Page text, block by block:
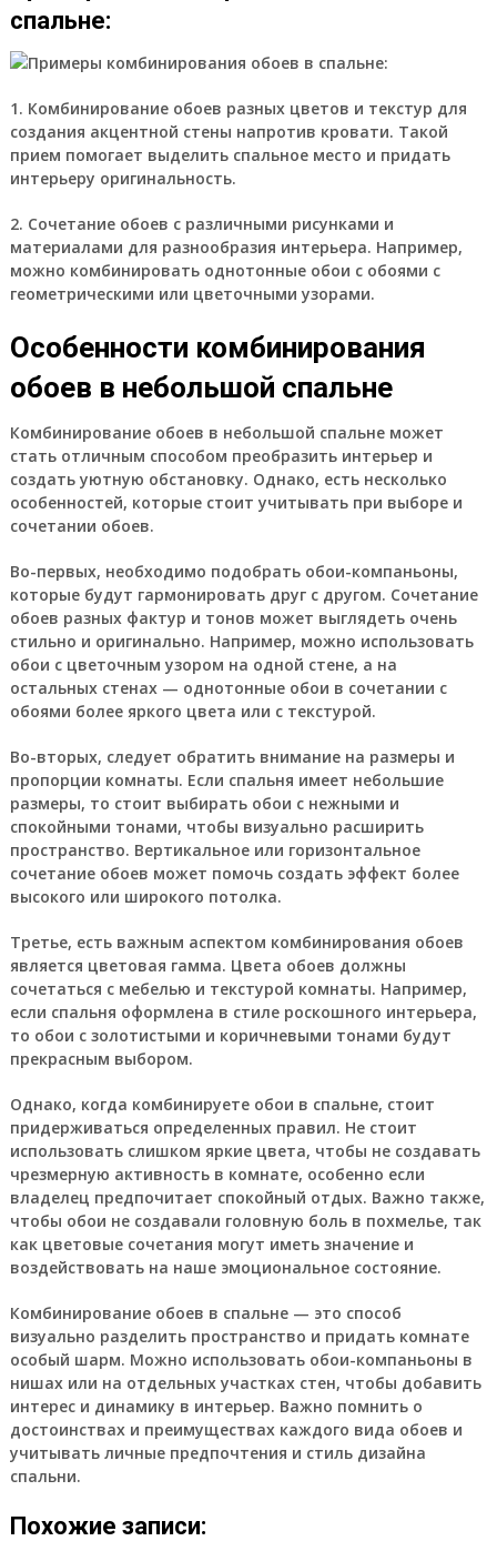
спальне:
1. Комбинирование обоев разных цветов и текстур для
создания акцентной стены напротив кровати. Такой
прием помогает выделить спальное место и придать
интерьеру оригинальность.
2. Сочетание обоев с различными рисунками и
материалами для разнообразия интерьера. Например,
можно комбинировать однотонные обои с обоями с
геометрическими или цветочными узорами.
Особенности комбинирования
обоев в небольшой спальне
Комбинирование обоев в небольшой спальне может
стать отличным способом преобразить интерьер и
создать уютную обстановку. Однако, есть несколько
особенностей, которые стоит учитывать при выборе и
сочетании обоев.
Во-первых, необходимо подобрать обои-компаньоны,
которые будут гармонировать друг с другом. Сочетание
обоев разных фактур и тонов может выглядеть очень
стильно и оригинально. Например, можно использовать
обои с цветочным узором на одной стене, а на
остальных стенах — однотонные обои в сочетании с
обоями более яркого цвета или с текстурой.
Во-вторых, следует обратить внимание на размеры и
пропорции комнаты. Если спальня имеет небольшие
размеры, то стоит выбирать обои с нежными и
спокойными тонами, чтобы визуально расширить
пространство. Вертикальное или горизонтальное
сочетание обоев может помочь создать эффект более
высокого или широкого потолка.
Третье, есть важным аспектом комбинирования обоев
является цветовая гамма. Цвета обоев должны
сочетаться с мебелью и текстурой комнаты. Например,
если спальня оформлена в стиле роскошного интерьера,
то обои с золотистыми и коричневыми тонами будут
прекрасным выбором.
Однако, когда комбинируете обои в спальне, стоит
придерживаться определенных правил. Не стоит
использовать слишком яркие цвета, чтобы не создавать
чрезмерную активность в комнате, особенно если
владелец предпочитает спокойный отдых. Важно также,
чтобы обои не создавали головную боль в похмелье, так
как цветовые сочетания могут иметь значение и
воздействовать на наше эмоциональное состояние.
Комбинирование обоев в спальне — это способ
визуально разделить пространство и придать комнате
особый шарм. Можно использовать обои-компаньоны в
нишах или на отдельных участках стен, чтобы добавить
интерес и динамику в интерьер. Важно помнить о
достоинствах и преимуществах каждого вида обоев и
учитывать личные предпочтения и стиль дизайна
спальни.
Похожие записи: